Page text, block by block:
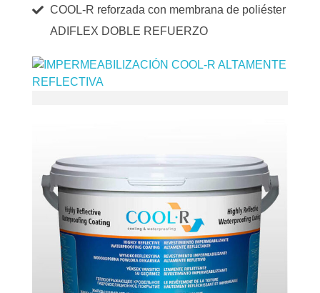
COOL-R reforzada con membrana de poliéster
ADIFLEX DOBLE REFUERZO